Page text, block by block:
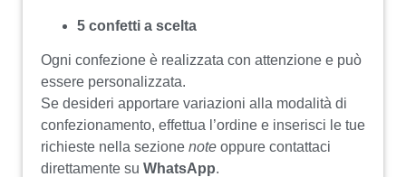
5 confetti a scelta
Ogni confezione è realizzata con attenzione e può
essere personalizzata.
Se desideri apportare variazioni alla modalità di
confezionamento, effettua l’ordine e inserisci le tue
richieste nella sezione note oppure contattaci
direttamente su WhatsApp.